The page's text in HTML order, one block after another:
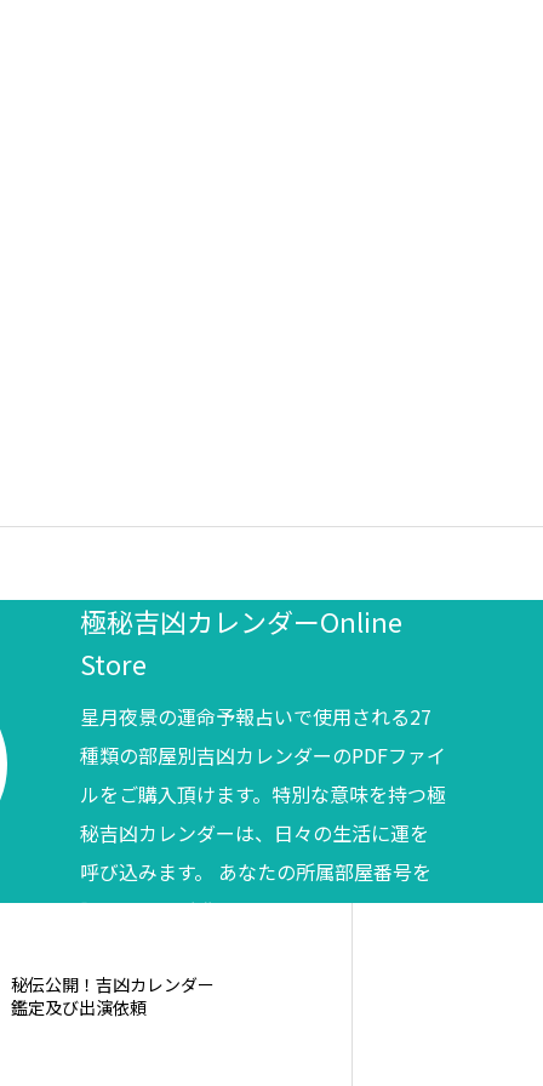
極秘吉凶カレンダーOnline
Store
星月夜景の運命予報占いで使用される27
種類の部屋別吉凶カレンダーのPDFファイ
ルをご購入頂けます。特別な意味を持つ極
秘吉凶カレンダーは、日々の生活に運を
呼び込みます。 あなたの所属部屋番号を
調べてからご購入ください。
秘伝公開！吉凶カレンダー
鑑定及び出演依頼